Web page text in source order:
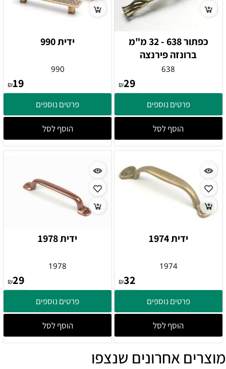
כפתור 638 - 32 מ"מ
ברונזה פירנצה
638
₪29
פרטים נוספים
הוסף לסל
ידית 990
990
₪19
פרטים נוספים
הוסף לסל
ידית 1974
1974
₪32
פרטים נוספים
הוסף לסל
ידית 1978
1978
₪29
פרטים נוספים
הוסף לסל
מוצרים אחרונים שנצפו